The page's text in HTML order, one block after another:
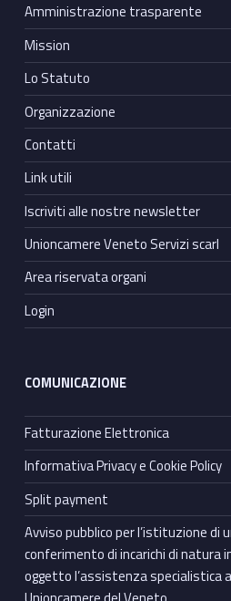
Amministrazione trasparente
Mission
Lo Statuto
Organizzazione
Contatti
Link utili
Iscriviti alle nostre newsletter
Unioncamere Veneto Servizi scarl
Area riservata organi
Login
COMUNICAZIONE
Fatturazione Elettronica
Informativa Privacy e Cookie Policy
Split payment
Avviso pubblico per l’istituzione di
conferimento di incarichi di natura
oggetto l’assistenza specialistica